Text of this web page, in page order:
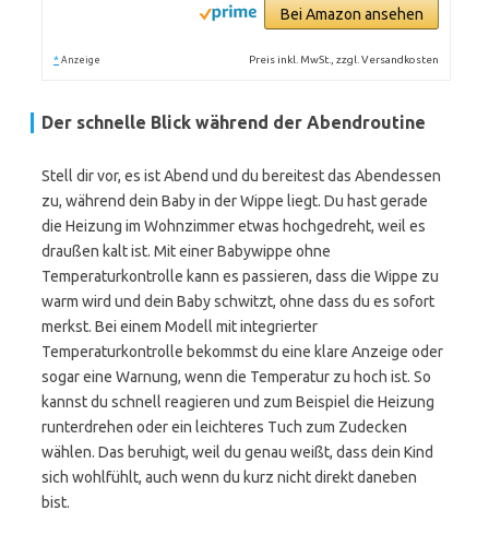
Bei Amazon ansehen
* Anzeige Preis inkl. MwSt., zzgl. Versandkosten
Der schnelle Blick während der Abendroutine
Stell dir vor, es ist Abend und du bereitest das Abendessen
zu, während dein Baby in der Wippe liegt. Du hast gerade
die Heizung im Wohnzimmer etwas hochgedreht, weil es
draußen kalt ist. Mit einer Babywippe ohne
Temperaturkontrolle kann es passieren, dass die Wippe zu
warm wird und dein Baby schwitzt, ohne dass du es sofort
merkst. Bei einem Modell mit integrierter
Temperaturkontrolle bekommst du eine klare Anzeige oder
sogar eine Warnung, wenn die Temperatur zu hoch ist. So
kannst du schnell reagieren und zum Beispiel die Heizung
runterdrehen oder ein leichteres Tuch zum Zudecken
wählen. Das beruhigt, weil du genau weißt, dass dein Kind
sich wohlfühlt, auch wenn du kurz nicht direkt daneben
bist.